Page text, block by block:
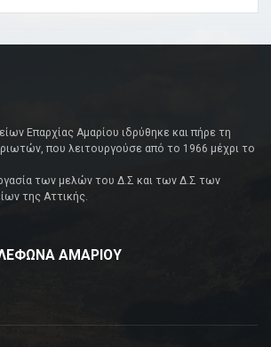
Επαρχίας Αμαρίου ιδρύθηκε και πήρε τη
που λειτουργούσε από το 1966 μέχρι το
των μελών του Δ.Σ και των Δ.Σ των
της Αττικής.
ΑΜΑΡΙΟΥ